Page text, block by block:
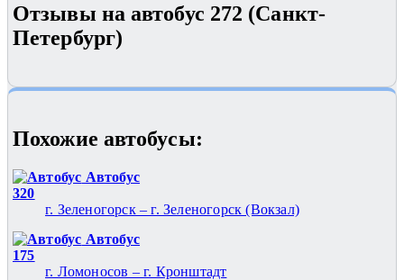
Отзывы на автобус 272 (Санкт-
Петербург)
Похожие автобуcы:
Автобус
320
г. Зеленогорск – г. Зеленогорск (Вокзал)
Автобус
175
г. Ломоносов – г. Кронштадт